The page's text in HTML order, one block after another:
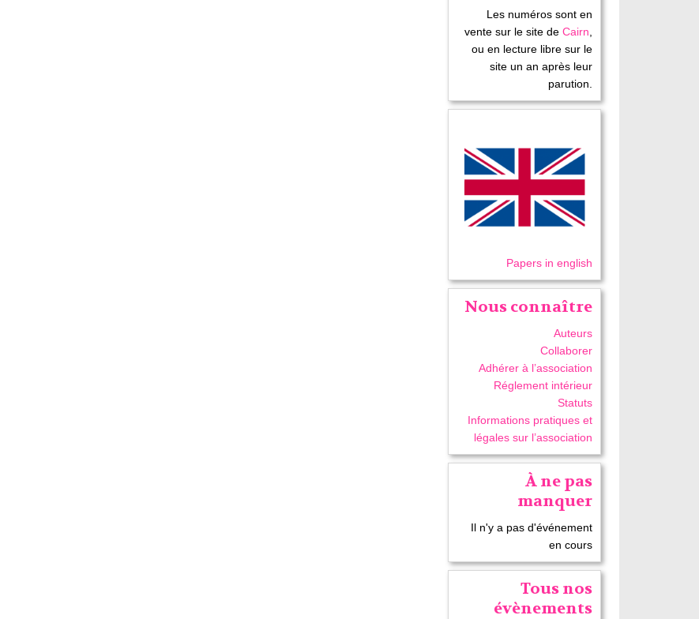
Les numéros sont en
vente sur le site deCairn,
ou en lecture libre sur le
site un an après leur
parution.
Papers in english
Nous connaître
Auteurs
Collaborer
Adhérer à l’association
Réglement intérieur
Statuts
Informations pratiques et
légales sur l’association
À ne pas
manquer
Il n'y a pas d'événement
en cours
Tous nos
évènements